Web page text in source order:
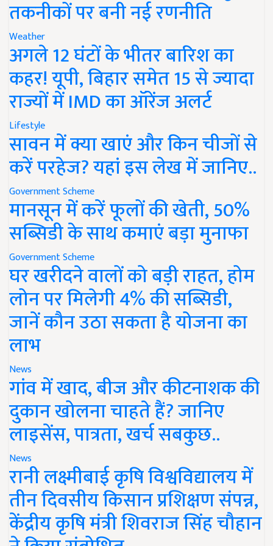
तकनीकों पर बनी नई रणनीति
Weather
अगले 12 घंटों के भीतर बारिश का
कहर! यूपी, बिहार समेत 15 से ज्यादा
राज्यों में IMD का ऑरेंज अलर्ट
Lifestyle
सावन में क्या खाएं और किन चीजों से
करें परहेज? यहां इस लेख में जानिए..
Government Scheme
मानसून में करें फूलों की खेती, 50%
सब्सिडी के साथ कमाएं बड़ा मुनाफा
Government Scheme
घर खरीदने वालों को बड़ी राहत, होम
लोन पर मिलेगी 4% की सब्सिडी,
जानें कौन उठा सकता है योजना का
लाभ
News
गांव में खाद, बीज और कीटनाशक की
दुकान खोलना चाहते हैं? जानिए
लाइसेंस, पात्रता, खर्च सबकुछ..
News
रानी लक्ष्मीबाई कृषि विश्वविद्यालय में
तीन दिवसीय किसान प्रशिक्षण संपन्न,
केंद्रीय कृषि मंत्री शिवराज सिंह चौहान